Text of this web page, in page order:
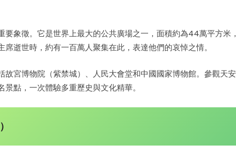
要象徵。它是世界上最大的公共廣場之一，面積約為44萬平方米
逝世時，約有一百萬人聚集在此，表達他們的哀悼之情。
故宮博物院（紫禁城）、人民大會堂和中國國家博物館。參觀天安
點，一次體驗多重歷史與文化精華。